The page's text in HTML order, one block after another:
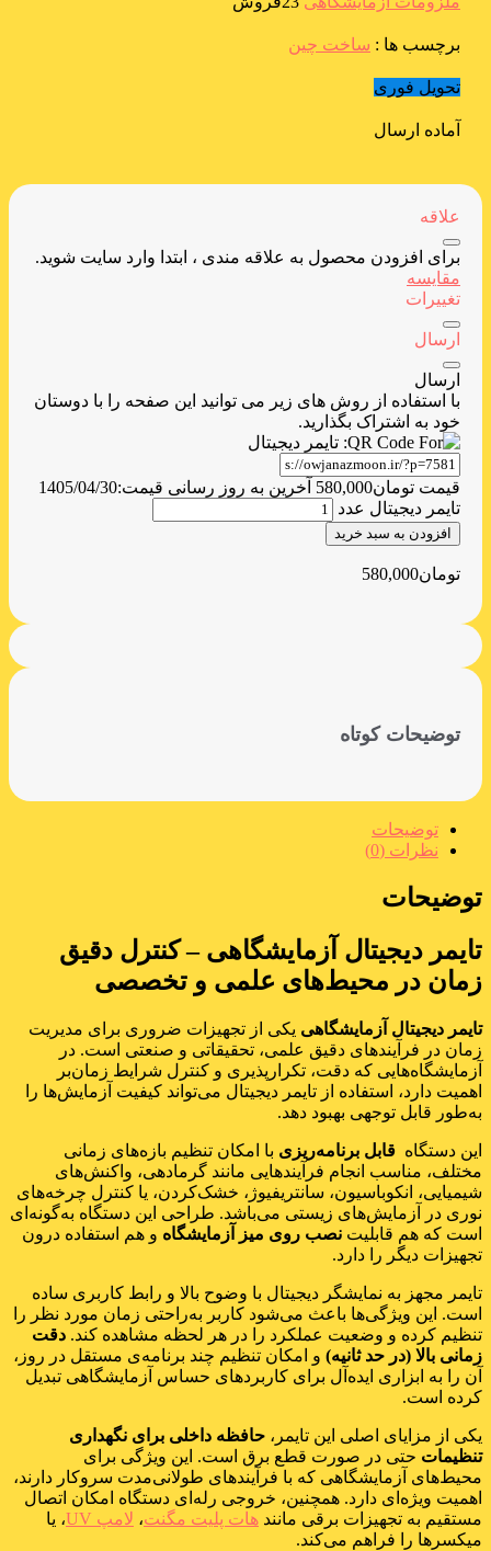
برچسب ها : ساخت چین
تحویل فوری
آماده ارسال
علاقه
برای افزودن محصول به علاقه مندی ، ابتدا وارد سایت شوید.
مقایسه
تغییرات
ارسال
ارسال
با استفاده از روش های زیر می توانید این صفحه را با دوستان
خود به اشتراک بگذارید.
قیمت تومان580,000 آخرین به روز رسانی قیمت:1405/04/30
تایمر دیجیتال عدد
افزودن به سبد خرید
تومان580,000
توضیحات کوتاه
توضیحات
نظرات (0)
توضیحات
تایمر دیجیتال آزمایشگاهی – کنترل دقیق
زمان در محیط‌های علمی و تخصصی
تایمر دیجیتال آزمایشگاهی یکی از تجهیزات ضروری برای مدیریت
زمان در فرآیندهای دقیق علمی، تحقیقاتی و صنعتی است. در
آزمایشگاه‌هایی که دقت، تکرارپذیری و کنترل شرایط زمان‌بر
اهمیت دارد، استفاده از تایمر دیجیتال می‌تواند کیفیت آزمایش‌ها را
به‌طور قابل توجهی بهبود دهد.
این دستگاه قابل برنامه‌ریزی با امکان تنظیم بازه‌های زمانی
مختلف، مناسب انجام فرآیندهایی مانند گرمادهی، واکنش‌های
شیمیایی، انکوباسیون، سانتریفیوژ، خشک‌کردن، یا کنترل چرخه‌های
نوری در آزمایش‌های زیستی می‌باشد. طراحی این دستگاه به‌گونه‌ای
است که هم قابلیت نصب روی میز آزمایشگاه و هم استفاده درون
تجهیزات دیگر را دارد.
تایمر مجهز به نمایشگر دیجیتال با وضوح بالا و رابط کاربری ساده
است. این ویژگی‌ها باعث می‌شود کاربر به‌راحتی زمان مورد نظر را
تنظیم کرده و وضعیت عملکرد را در هر لحظه مشاهده کند. دقت
زمانی بالا (در حد ثانیه) و امکان تنظیم چند برنامه‌ی مستقل در روز،
آن را به ابزاری ایده‌آل برای کاربردهای حساس آزمایشگاهی تبدیل
کرده است.
یکی از مزایای اصلی این تایمر، حافظه داخلی برای نگهداری
تنظیمات حتی در صورت قطع برق است. این ویژگی برای
محیط‌های آزمایشگاهی که با فرآیندهای طولانی‌مدت سروکار دارند،
اهمیت ویژه‌ای دارد. همچنین، خروجی رله‌ای دستگاه امکان اتصال
مستقیم به تجهیزات برقی مانند هات پلیت مگنت، لامپ UV
، یا
میکسرها را فراهم می‌کند.